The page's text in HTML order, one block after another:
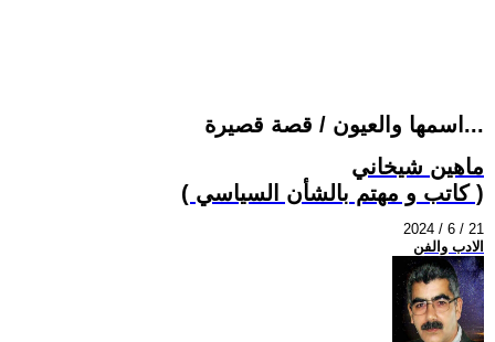
اسمها والعيون / قصة قصيرة...
ماهين شيخاني
( كاتب و مهتم بالشأن السياسي )
2024 / 6 / 21
الادب والفن